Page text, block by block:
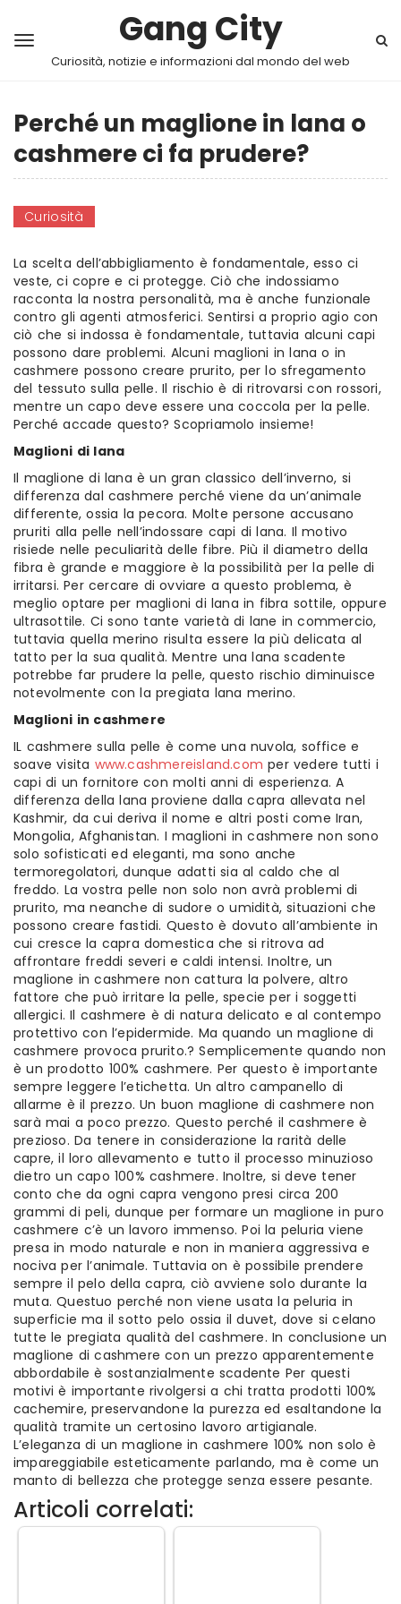
Gang City
Curiosità, notizie e informazioni dal mondo del web
Perché un maglione in lana o
cashmere ci fa prudere?
Curiosità
La scelta dell’abbigliamento è fondamentale, esso ci
veste, ci copre e ci protegge. Ciò che indossiamo
racconta la nostra personalità, ma è anche funzionale
contro gli agenti atmosferici. Sentirsi a proprio agio con
ciò che si indossa è fondamentale, tuttavia alcuni capi
possono dare problemi. Alcuni maglioni in lana o in
cashmere possono creare prurito, per lo sfregamento
del tessuto sulla pelle. Il rischio è di ritrovarsi con rossori,
mentre un capo deve essere una coccola per la pelle.
Perché accade questo? Scopriamolo insieme!
Maglioni di lana
Il maglione di lana è un gran classico dell’inverno, si
differenza dal cashmere perché viene da un’animale
differente, ossia la pecora. Molte persone accusano
pruriti alla pelle nell’indossare capi di lana. Il motivo
risiede nelle peculiarità delle fibre. Più il diametro della
fibra è grande e maggiore è la possibilità per la pelle di
irritarsi. Per cercare di ovviare a questo problema, è
meglio optare per maglioni di lana in fibra sottile, oppure
ultrasottile. Ci sono tante varietà di lane in commercio,
tuttavia quella merino risulta essere la più delicata al
tatto per la sua qualità. Mentre una lana scadente
potrebbe far prudere la pelle, questo rischio diminuisce
notevolmente con la pregiata lana merino.
Maglioni in cashmere
IL cashmere sulla pelle è come una nuvola, soffice e
soave visita www.cashmereisland.com per vedere tutti i
capi di un fornitore con molti anni di esperienza. A
differenza della lana proviene dalla capra allevata nel
Kashmir, da cui deriva il nome e altri posti come Iran,
Mongolia, Afghanistan. I maglioni in cashmere non sono
solo sofisticati ed eleganti, ma sono anche
termoregolatori, dunque adatti sia al caldo che al
freddo. La vostra pelle non solo non avrà problemi di
prurito, ma neanche di sudore o umidità, situazioni che
possono creare fastidi. Questo è dovuto all’ambiente in
cui cresce la capra domestica che si ritrova ad
affrontare freddi severi e caldi intensi. Inoltre, un
maglione in cashmere non cattura la polvere, altro
fattore che può irritare la pelle, specie per i soggetti
allergici. Il cashmere è di natura delicato e al contempo
protettivo con l’epidermide. Ma quando un maglione di
cashmere provoca prurito.? Semplicemente quando non
è un prodotto 100% cashmere. Per questo è importante
sempre leggere l’etichetta. Un altro campanello di
allarme è il prezzo. Un buon maglione di cashmere non
sarà mai a poco prezzo. Questo perché il cashmere è
prezioso. Da tenere in considerazione la rarità delle
capre, il loro allevamento e tutto il processo minuzioso
dietro un capo 100% cashmere. Inoltre, si deve tener
conto che da ogni capra vengono presi circa 200
grammi di peli, dunque per formare un maglione in puro
cashmere c’è un lavoro immenso. Poi la peluria viene
presa in modo naturale e non in maniera aggressiva e
nociva per l’animale. Tuttavia on è possibile prendere
sempre il pelo della capra, ciò avviene solo durante la
muta. Questuo perché non viene usata la peluria in
superficie ma il sotto pelo ossia il duvet, dove si celano
tutte le pregiata qualità del cashmere. In conclusione un
maglione di cashmere con un prezzo apparentemente
abbordabile è sostanzialmente scadente Per questi
motivi è importante rivolgersi a chi tratta prodotti 100%
cachemire, preservandone la purezza ed esaltandone la
qualità tramite un certosino lavoro artigianale.
L’eleganza di un maglione in cashmere 100% non solo è
impareggiabile esteticamente parlando, ma è come un
manto di bellezza che protegge senza essere pesante.
Articoli correlati: